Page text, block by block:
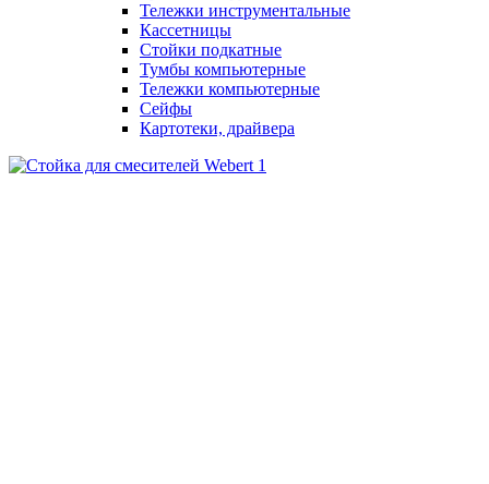
Тележки инструментальные
Кассетницы
Стойки подкатные
Тумбы компьютерные
Тележки компьютерные
Сейфы
Картотеки, драйвера